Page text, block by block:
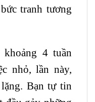
tranh tương
4 tuần
nhỏ, lần này,
Bạn tự tin